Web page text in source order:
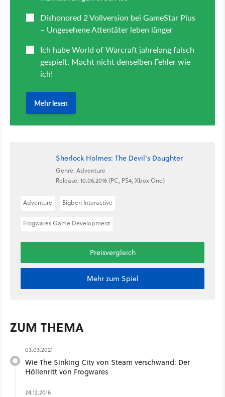
Sherlock Holmes: The Devil's Daughter
Genre: Adventure
Release: 10.06.2016 (PC, PS4, Xbox One)
Adventure Bigben Interactive
Frogwares Game Development
Preisvergleich
Mehr zum Spiel
ZUM THEMA
03.03.2021
Wie The Sinking City von Steam verschwand: Der
Höllenritt von Frogwares
24.12.2016